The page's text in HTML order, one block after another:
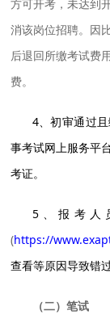
方可开考，未达到
消该岗位招聘。因
后退回所缴考试费
费。
4、初审通过
事考试网上服务平
考证。
5、报考人
(https://
查看等原因导致错
（二）笔试